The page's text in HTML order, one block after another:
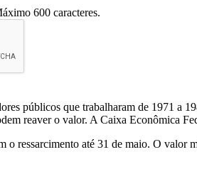
600 caracteres.
públicos que trabalharam de 1971 a
reaver o valor. A Caixa Econômica
o ressarcimento até 31 de maio. O